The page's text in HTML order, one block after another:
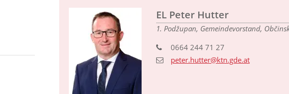
EL Peter Hutter
1. Podžupan, Gemeindevorstand,
0664 244 71 27
peter.hutter@ktn.gde.at